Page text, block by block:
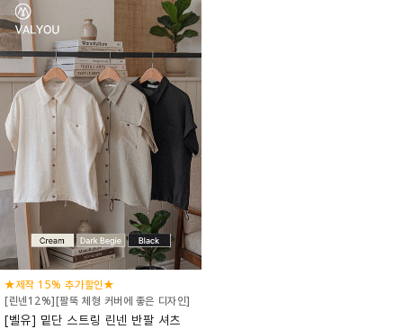
★제작 15% 추가할인★
[린넨12%][팔뚝 체형 커버에 좋은 디자인]
[벨유] 밑단 스트링 린넨 반팔 셔츠